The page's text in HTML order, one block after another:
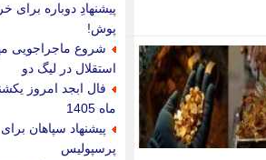
پیشنهادِ دوباره برای
پوش!
شروع ماجراجویی
استقلال در لیگ دو
ماه 1405
پرسپولیس